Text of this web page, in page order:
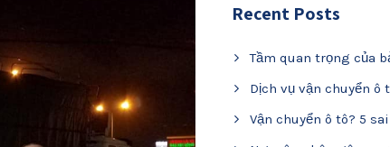
Recent Posts
Tầm quan trọng của
Dịch vụ vận chuyển ô
Vận chuyển ô tô? 5